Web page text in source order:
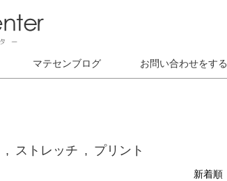
マテセンブログ お問い合わせをする
ストレッチ プリント
新着順